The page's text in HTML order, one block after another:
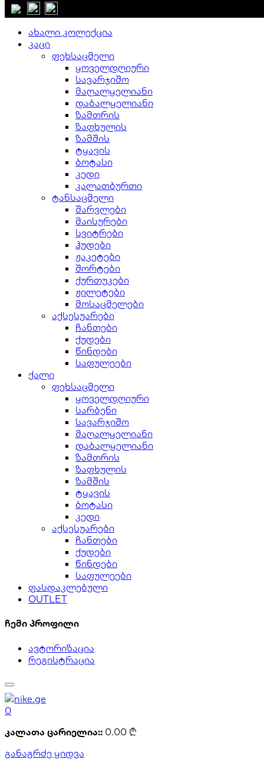
დახურვა
ახალი კოლექცია
კაცი
ფეხსაცმელი
ყოველდღიური
სავარჯიშო
მაღალყელიანი
დაბალყელიანი
ზამთრის
ზაფხულის
ზამშის
ტყავის
ბოტასი
კედი
კალათბურთი
ტანსაცმელი
შარვლები
მაისურები
სვიტრები
ჰუდები
ჟაკეტები
შორტები
ქურთუკები
ჟილეტები
მოსაცმელები
აქსესუარები
ჩანთები
ქუდები
წინდები
საფულეები
ქალი
ფეხსაცმელი
ყოველდღიური
სარბენი
სავარჯიშო
მაღალყელიანი
დაბალყელიანი
ზამთრის
ზაფხულის
ზამშის
ტყავის
ბოტასი
კედი
აქსესუარები
ჩანთები
ქუდები
წინდები
საფულეები
ფასდაკლებული
OUTLET
ჩემი პროფილი
ავტორიზაცია
რეგისტრაცია
0
კალათა ცარიელია:: 0.00 ₾
განაგრძე ყიდვა